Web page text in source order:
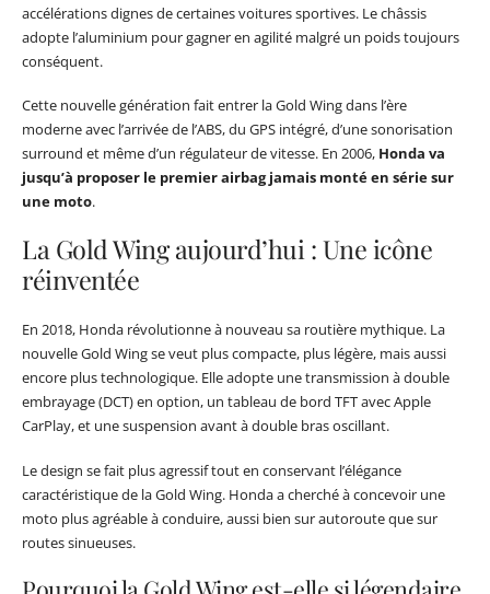
accélérations dignes de certaines voitures sportives. Le châssis
adopte l’aluminium pour gagner en agilité malgré un poids toujours
conséquent.
Cette nouvelle génération fait entrer la Gold Wing dans l’ère
moderne avec l’arrivée de l’ABS, du GPS intégré, d’une sonorisation
surround et même d’un régulateur de vitesse. En 2006, Honda va
jusqu’à proposer le premier airbag jamais monté en série sur
une moto.
La Gold Wing aujourd’hui : Une icône
réinventée
En 2018, Honda révolutionne à nouveau sa routière mythique. La
nouvelle Gold Wing se veut plus compacte, plus légère, mais aussi
encore plus technologique. Elle adopte une transmission à double
embrayage (DCT) en option, un tableau de bord TFT avec Apple
CarPlay, et une suspension avant à double bras oscillant.
Le design se fait plus agressif tout en conservant l’élégance
caractéristique de la Gold Wing. Honda a cherché à concevoir une
moto plus agréable à conduire, aussi bien sur autoroute que sur
routes sinueuses.